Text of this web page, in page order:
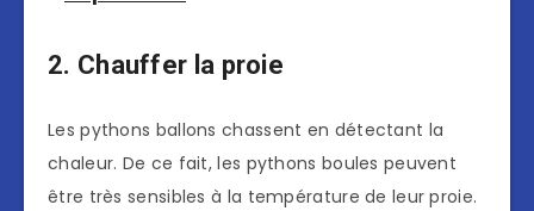
2. Chauffer la proie
Les pythons ballons chassent en détectant la
chaleur. De ce fait, les pythons boules peuvent
être très sensibles à la température de leur proie.